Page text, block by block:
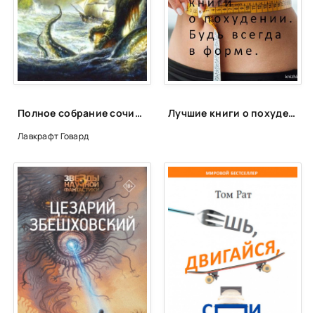
Полное собрание сочинений - Говард Лавкрафт
Лавкрафт Говард
Лучшие книги о похудении. Будь всегда в форме.